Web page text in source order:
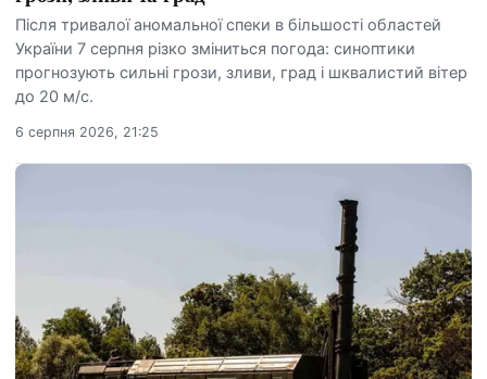
Після тривалої аномальної спеки в більшості областей
України 7 серпня різко зміниться погода: синоптики
прогнозують сильні грози, зливи, град і шквалистий вітер
до 20 м/с.
6 серпня 2026, 21:25